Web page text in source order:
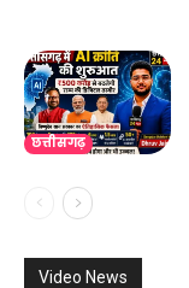
छत्तीसगढ़
Video News